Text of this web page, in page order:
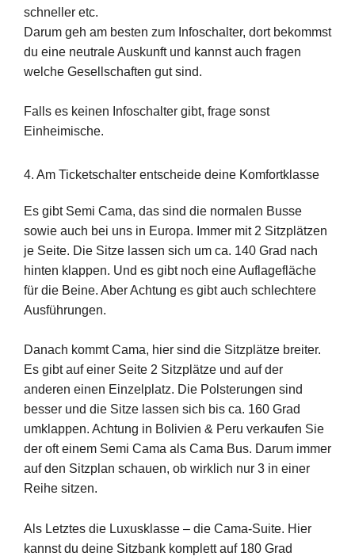
schneller etc.
Darum geh am besten zum Infoschalter, dort bekommst
du eine neutrale Auskunft und kannst auch fragen
welche Gesellschaften gut sind.
Falls es keinen Infoschalter gibt, frage sonst
Einheimische.
4. Am Ticketschalter entscheide deine Komfortklasse
Es gibt Semi Cama, das sind die normalen Busse
sowie auch bei uns in Europa. Immer mit 2 Sitzplätzen
je Seite. Die Sitze lassen sich um ca. 140 Grad nach
hinten klappen. Und es gibt noch eine Auflagefläche
für die Beine. Aber Achtung es gibt auch schlechtere
Ausführungen.
Danach kommt Cama, hier sind die Sitzplätze breiter.
Es gibt auf einer Seite 2 Sitzplätze und auf der
anderen einen Einzelplatz. Die Polsterungen sind
besser und die Sitze lassen sich bis ca. 160 Grad
umklappen. Achtung in Bolivien & Peru verkaufen Sie
der oft einem Semi Cama als Cama Bus. Darum immer
auf den Sitzplan schauen, ob wirklich nur 3 in einer
Reihe sitzen.
Als Letztes die Luxusklasse – die Cama-Suite. Hier
kannst du deine Sitzbank komplett auf 180 Grad